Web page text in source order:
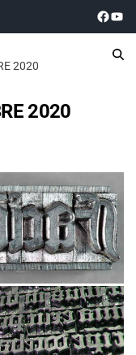
2020
2020